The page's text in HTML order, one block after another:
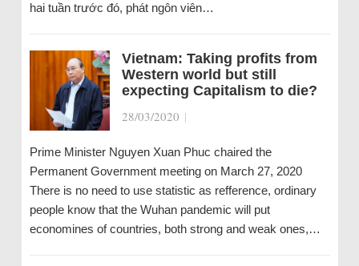
hai tuần trước đó, phát ngôn viên…
Vietnam: Taking profits from
Western world but still
expecting Capitalism to die?
28/03/2020 |
Prime Minister Nguyen Xuan Phuc chaired the
Permanent Government meeting on March 27, 2020
There is no need to use statistic as refference, ordinary
people know that the Wuhan pandemic will put
economines of countries, both strong and weak ones,…